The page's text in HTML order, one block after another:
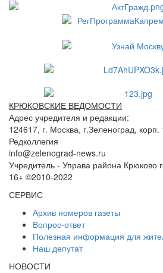
КРЮКОВСКИЕ ВЕДОМОСТИ
Адрес учредителя и редакции:
124617, г. Москва, г.Зеленоград, корп.
Редколлегия
info@zelenograd-news.ru
Учредитель - Управа района Крюково
16+ ©2010-2022
СЕРВИС
Архив номеров газеты
Вопрос-ответ
Полезная информация для
Наш депутат
НОВОСТИ